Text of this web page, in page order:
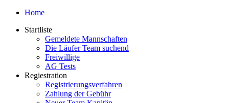
Home
Startliste
Gemeldete Mannschaften
Die Läufer Team suchend
Freiwillige
AG Tests
Regiestration
Registrierungsverfahren
Zahlung der Gebühr